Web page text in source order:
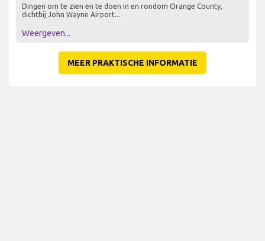
Dingen om te zien en te doen in en rondom Orange County,
dichtbij John Wayne Airport...
Weergeven...
MEER PRAKTISCHE INFORMATIE